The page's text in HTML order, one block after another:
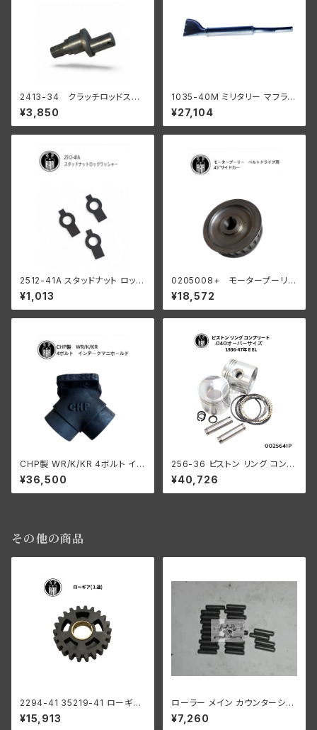
2413-34 クラッチロッドスタ
ッド 1934-37 R WL
陸王
¥3,850
1035-40M ミリタリー マフラー
ブラック
¥27,104
2512-41A スタッドナット ロック
ワッシャー 3個入
¥1,013
0205008+ モータープーリー
24T ベルトドライブ用 45" サイ
ドカー
¥18,572
CHP製 WR/K/KR 4ボルト イン
テ ークマニホールド
¥36,500
256-36 ピストン リング コンプ
リート .040オーバーサイズ 19
36-47年 E/EL
¥40,726
その他の商品
2294-41 35219-41 ローギア
1速
¥15,913
ローラー メイン カウンターシャ
フト 0008"オーバーサイズ 24
個 ハーレーダビッドソン
¥7,260